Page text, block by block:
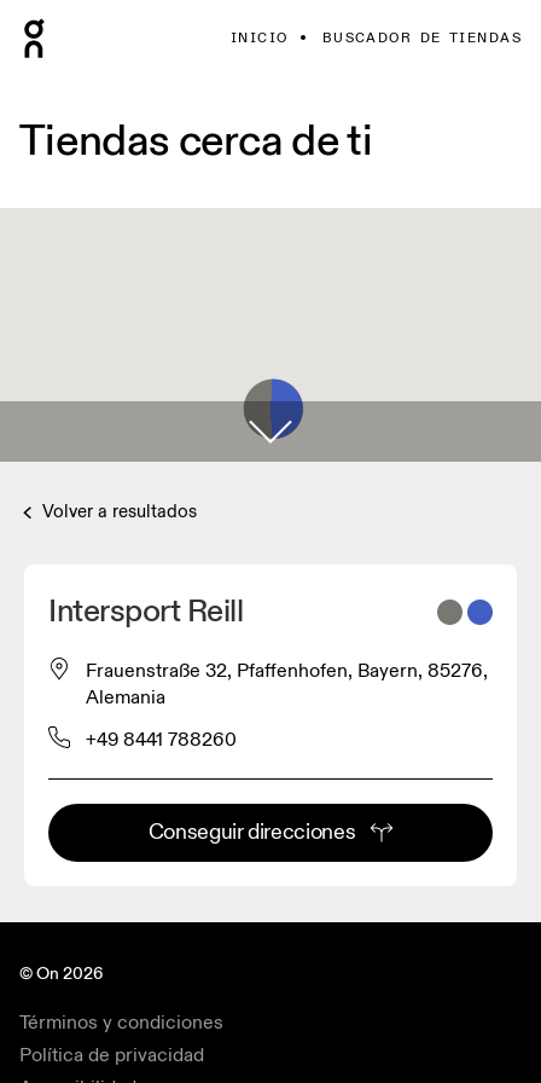
INICIO BUSCADOR DE TIENDAS
Tiendas cerca de ti
Volver a resultados
Intersport Reill
Frauenstraße 32, Pfaffenhofen, Bayern, 85276,
Alemania
+49 8441 788260
Conseguir direcciones
© On 2026
Términos y condiciones
Política de privacidad